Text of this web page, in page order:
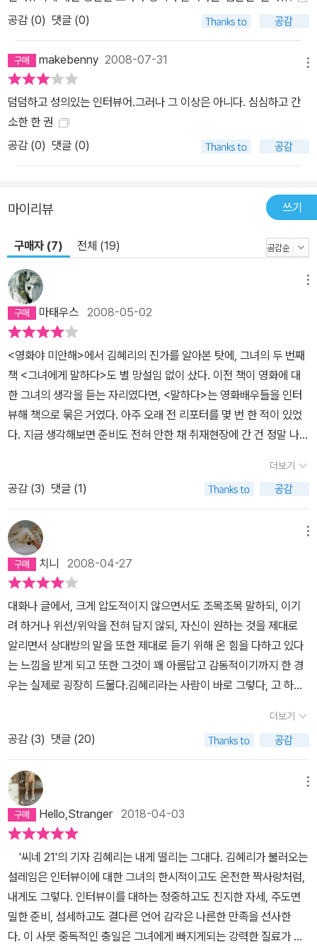
공감 (0) 댓글 (0)
makebenny 2008-07-31
덤덤하고 성의있는 인터뷰어.그러나 그 이상은 아니다. 심심하고 간
소한 한 권
공감 (0) 댓글 (0)
마이리뷰 쓰기
구매자 (7) 전체 (19)
마태우스 2008-05-02
<영화야 미안해>에서 김혜리의 진가를 알아본 탓에, 그녀의 두 번째
책 <그녀에게 말하다>도 별 망설임 없이 샀다. 이전 책이 영화에 대
한 그녀의 생각을 듣는 자리였다면, <말하다>는 영화배우들을 인터
뷰해 책으로 묶은 거였다. 아주 오래 전 리포터를 몇 번 한 적이 있었
다. 지금 생각해보면 준비도 전혀 안한 채 취재현장에 간 건 정말 나쁜
휘되지 않았다. 김혜리가 인터뷰이로부터 관객들이 듣고 싶어하는 말
을 족집게처럼 끄집어내는 건 평소의 내공에 더해 치밀한 사전준비가
있기 때문이란 걸 이 책을 읽으면서 알 수 있었다. 스크린에서 보는 것
과 실제로 만났을 때가 일치하는 경우, 그 배우가 더 친숙하게 느껴지
곤 한다. <말하다>를 읽다보니 송강호가 딱 그런 배우다. <괴물>을
찍을 때 워낙 바쁘다보니 주인공인 ‘강두’에 대해 감독과 전혀 이야기
를 못해봤다는데, 그걸 송강호는 이렇게 묘사한다.“피차 바쁘다보니
‘언제 한번 해야 할텐데’ 하면서 미루다가 결국 낼 모레로 촬영이 닥친
거야. 만날 시간이 없어서 결국 운전 중에 토오하를 했어요. ‘아, 감독
님. 박강두를 감독님은 어떻게 생각하세요? 박강두 그거, 바보예요?’
그러니까 ‘바보는 아닌 것 같아요’ 하기에 ‘아, 그래요? 제가 지금 운
전 중이라. 뭐, 바보 아님 됐네!’ 그러고 전화 끊었죠.”이런 유머있는
배우가 우리 영화계에 있다는 건, 정말이지 한국영화의 축복이 아닐
수 없다. 아쉬웠던 점은, 내가 잘 모르는 사람이 나오면 책 읽는 속도
는 걸 알게 된 건 좋은 일이고, 정병규 같은 분을 모르는 건 순전 내가
무식한 탓이지만 말이다. 참, 정병규 선생이 말한 것 중 다음 구절에 1
00% 동감한다. “한국에서 무엇보다 하지 말아야 할 일은 책을 맹목
적으로 읽어야 할 대상으로 인식시키는 행위예요. 차라리 중학교 갈
때까지 책읽기를 강요하지 않는 법이 생겼으면 좋겠어요...애들이 어
른 몰래 책을 보고 ‘책을 맘껏 볼 열다섯살을 기다리며 사노라’고 일기
장에 쓰는 세상이면 얼마나 좋을까요” 한가지 더. 시네21을 구독한
이래 김혜리 기자의 글을 수도 없이 읽은 것 같은데, 얼굴을 본 건 이
번이 처음이다. 그 전에 한번도 얼굴을 공개한 적이 없더니만, 왠일인
더보기
공감 (3) 댓글 (1)
치니 2008-04-27
대화나 글에서, 크게 압도적이지 않으면서도 조목조목 말하되, 이기
려 하거나 위선/위악을 전혀 담지 않되, 자신이 원하는 것을 제대로
알리면서 상대방의 말을 또한 제대로 듣기 위해 온 힘을 다하고 있다
는 느낌을 받게 되고 또한 그것이 꽤 아름답고 감동적이기까지 한 경
우는 실제로 굉장히 드물다.김혜리라는 사람이 바로 그렇다, 고 하면
같다.이런 90%의 확신은 이 책 뿐 아니라 씨네21을 꼬박꼬박 사 읽
던 시절에 느껴졌던 호흡과 냄새에도 기인할 것이다. 어쨌든 나는 그
녀를 믿는다. 뿐 아니라 내가 즐겨 읽던 시절에 편집장이었던 조선희
씨의 찬사도 믿고 인터뷰이들이 공통적으로 '생애 가장 인상적인 인
터뷰'로써 그녀와의 인터뷰를 꼽는 것도 당연히 믿는다.그 이유가 또
나만의 오해에서 비롯 된 건지도 모른다. 왜냐하면, 몇몇 처음 뵙는 분
들을 제외하고는 - 물론 영화나 다른 분야의 예술 작품들 속에서 그들
을 이미 만나 봤겠지만 그분이 그분인 줄 모르고 있었던 거지 - 내가
이사람은 이럴거야 라고 추측해온, 바로 그 내용과 느낌그대로 인터
뷰 기록이 담겨 있었기 때문이다.그들이 대중들에게 보여지는, 즉 나
같은 선무당이 봐도 느껴지게 하는 어떤 진심을, 이 기자가 누에 고치
뽑듯이 아주 정교하게 뽑아주니, 과연 그렇구나 하고 안도를 하는거
더보기
공감 (3) 댓글 (20)
Hello,Stranger2018-04-03
'씨네 21'의 기자 김혜리는 내게 떨리는 그대다. 김혜리가 불러오는
설레임은 인터뷰이에 대한 그녀의 한시적이고도 온전한 짝사랑처럼,
내게도 그렇다. 인터뷰이를 대하는 정중하고도 진지한 자세, 주도면
밀한 준비, 섬세하고도 결다른 언어 감각은 나른한 만족을 선사한
다. 이 사뭇 중독적인 충일은 그녀에게 빠지게되는 강력한 질료가 되